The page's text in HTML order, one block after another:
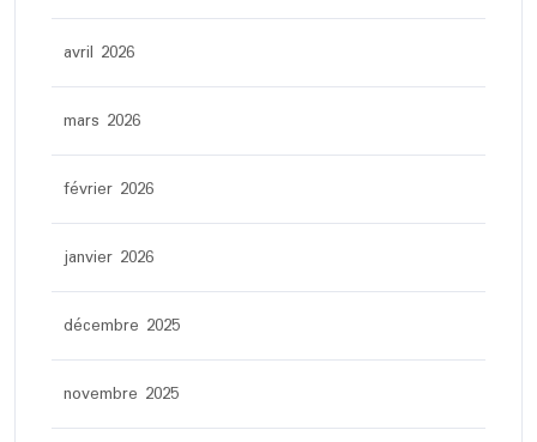
avril 2026
mars 2026
février 2026
janvier 2026
décembre 2025
novembre 2025